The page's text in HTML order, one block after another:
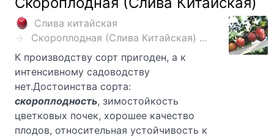
Слива китайская
Скороплодная (Слива Китайская) ...
К производству сорт пригоден, а к
интенсивному садоводству
нет.Достоинства сорта:
скороплодность, зимостойкость
цветковых почек, хорошее качество
плодов, относительная устойчивость к